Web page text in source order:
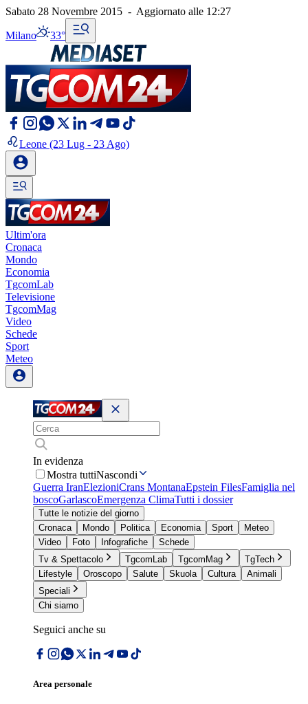
Sabato 28 Novembre 2015 - Aggiornato alle 12:27
Milano 33°
Leone (23 Lug - 23 Ago)
Ultim'ora
Cronaca
Mondo
Economia
TgcomLab
Televisione
TgcomMag
Video
Schede
Sport
Meteo
In evidenza
Mostra tuttiNascondi
Guerra IranElezioniCrans MontanaEpstein FilesFamiglia nel
boscoGarlascoEmergenza ClimaTutti i dossier
Tutte le notizie del giorno
Cronaca
Mondo Politica Economia Sport
Meteo
Video
Foto Infografiche
Schede
Tv & Spettacolo
TgcomLab TgcomMag
TgTech
Lifestyle
Oroscopo Salute Skuola Cultura
Animali
Speciali
Chi siamo
Seguici anche su
Area personale